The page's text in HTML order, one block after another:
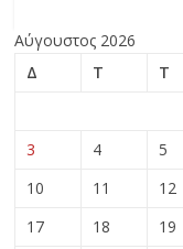
Αύγουστος 2026
Δ
Τ Τ
3
4 5
10
11 12
17
18 19